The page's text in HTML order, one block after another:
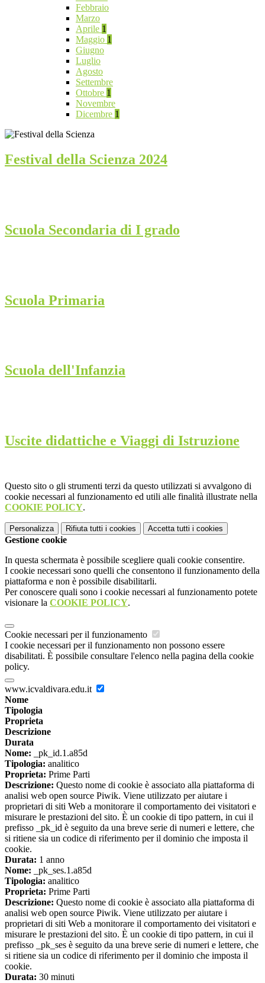
Febbraio
Marzo
Aprile 1
Maggio 1
Giugno
Luglio
Agosto
Settembre
Ottobre 1
Novembre
Dicembre 1
Festival della Scienza 2024
Scuola Secondaria di I grado
Scuola Primaria
Scuola dell'Infanzia
Uscite didattiche e Viaggi di Istruzione
Questo sito o gli strumenti terzi da questo utilizzati si avvalgono di
cookie necessari al funzionamento ed utili alle finalità illustrate nella
COOKIE POLICY.
Personalizza Rifiuta tutti i cookies Accetta tutti i cookies
Gestione cookie
In questa schermata è possibile scegliere quali cookie consentire.
I cookie necessari sono quelli che consentono il funzionamento della
piattaforma e non è possibile disabilitarli.
Per conoscere quali sono i cookie necessari al funzionamento potete
visionare la COOKIE POLICY.
Cookie necessari per il funzionamento
I cookie necessari per il funzionamento non possono essere
disabilitati. È possibile consultare l'elenco nella pagina della cookie
policy.
www.icvaldivara.edu.it
Nome
Tipologia
Proprieta
Descrizione
Durata
Nome: _pk_id.1.a85d
Tipologia: analitico
Proprieta: Prime Parti
Descrizione: Questo nome di cookie è associato alla piattaforma di
analisi web open source Piwik. Viene utilizzato per aiutare i
proprietari di siti Web a monitorare il comportamento dei visitatori e
misurare le prestazioni del sito. È un cookie di tipo pattern, in cui il
prefisso _pk_id è seguito da una breve serie di numeri e lettere, che
si ritiene sia un codice di riferimento per il dominio che imposta il
cookie.
Durata: 1 anno
Nome: _pk_ses.1.a85d
Tipologia: analitico
Proprieta: Prime Parti
Descrizione: Questo nome di cookie è associato alla piattaforma di
analisi web open source Piwik. Viene utilizzato per aiutare i
proprietari di siti Web a monitorare il comportamento dei visitatori e
misurare le prestazioni del sito. È un cookie di tipo pattern, in cui il
prefisso _pk_ses è seguito da una breve serie di numeri e lettere, che
si ritiene sia un codice di riferimento per il dominio che imposta il
cookie.
Durata: 30 minuti